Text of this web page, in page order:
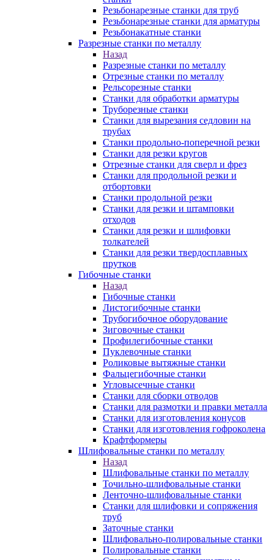
Резьбонарезные станки для труб
Резьбонарезные станки для арматуры
Резьбонакатные станки
Разрезные станки по металлу
Назад
Разрезные станки по металлу
Отрезные станки по металлу
Рельсорезные станки
Станки для обработки арматуры
Труборезные станки
Станки для вырезания седловин на
трубаx
Станки продольно-поперечной резки
Станки для резки кругов
Отрезные станки для сверл и фрез
Станки для продольной резки и
отбортовки
Станки продольной резки
Станки для резки и штамповки
отходов
Станки для резки и шлифовки
толкателей
Станки для резки твердосплавных
прутков
Гибочные станки
Назад
Гибочные станки
Листогибочные станки
Трубогибочное оборудование
Зиговочные станки
Профилегибочные станки
Пуклевочные станки
Роликовые вытяжные станки
Фальцегибочные станки
Угловысечные станки
Станки для сборки отводов
Станки для размотки и правки металла
Станки для изготовления конусов
Станки для изготовления гофроколена
Крафтформеры
Шлифовальные станки по металлу
Назад
Шлифовальные станки по металлу
Точильно-шлифовальные станки
Ленточно-шлифовальные станки
Станки для шлифовки и сопряжения
труб
Заточные станки
Шлифовально-полировальные станки
Полировальные станки